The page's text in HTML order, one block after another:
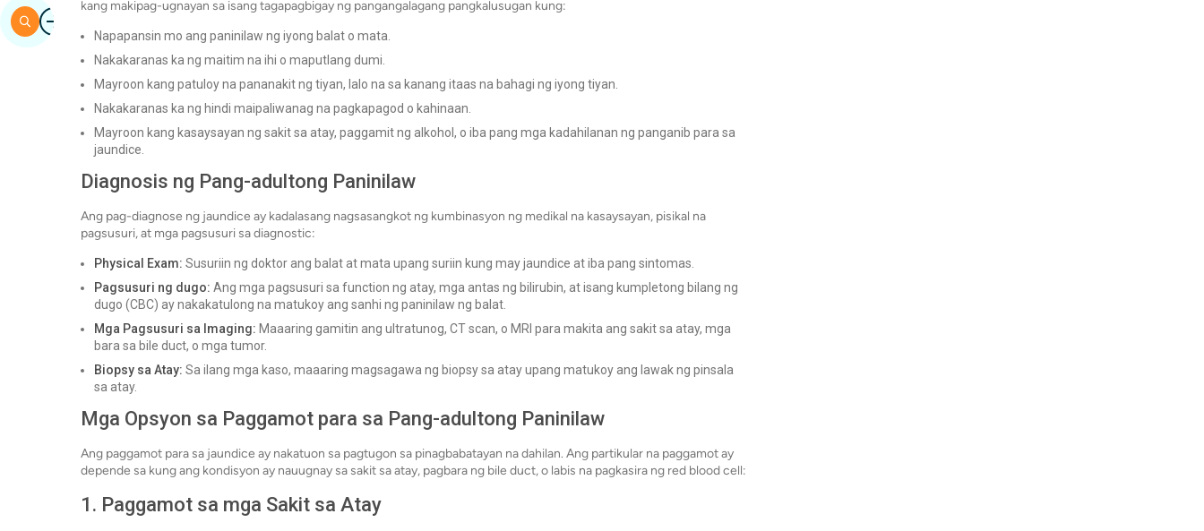
kang makipag-ugnayan sa isang tagapagbigay ng pangangalagang pangkalusugan kung:
Napapansin mo ang paninilaw ng iyong balat o mata.
Nakakaranas ka ng maitim na ihi o maputlang dumi.
Mayroon kang patuloy na pananakit ng tiyan, lalo na sa kanang itaas na bahagi ng iyong tiyan.
Nakakaranas ka ng hindi maipaliwanag na pagkapagod o kahinaan.
Mayroon kang kasaysayan ng sakit sa atay, paggamit ng alkohol, o iba pang mga kadahilanan ng panganib para sa
jaundice.
Diagnosis ng Pang-adultong Paninilaw
Ang pag-diagnose ng jaundice ay kadalasang nagsasangkot ng kumbinasyon ng medikal na kasaysayan, pisikal na
pagsusuri, at mga pagsusuri sa diagnostic:
Physical Exam: Susuriin ng doktor ang balat at mata upang suriin kung may jaundice at iba pang sintomas.
Pagsusuri ng dugo: Ang mga pagsusuri sa function ng atay, mga antas ng bilirubin, at isang kumpletong bilang ng
dugo (CBC) ay nakakatulong na matukoy ang sanhi ng paninilaw ng balat.
Mga Pagsusuri sa Imaging: Maaaring gamitin ang ultratunog, CT scan, o MRI para makita ang sakit sa atay, mga
bara sa bile duct, o mga tumor.
Biopsy sa Atay: Sa ilang mga kaso, maaaring magsagawa ng biopsy sa atay upang matukoy ang lawak ng pinsala
sa atay.
Mga Opsyon sa Paggamot para sa Pang-adultong Paninilaw
Ang paggamot para sa jaundice ay nakatuon sa pagtugon sa pinagbabatayan na dahilan. Ang partikular na paggamot ay
depende sa kung ang kondisyon ay nauugnay sa sakit sa atay, pagbara ng bile duct, o labis na pagkasira ng red blood cell:
1. Paggamot sa mga Sakit sa Atay
ImahenMaghanap